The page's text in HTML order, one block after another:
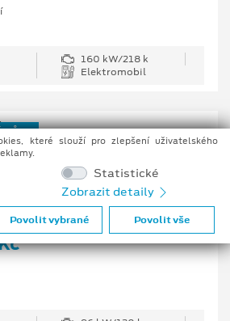
160 kW/218 k
Elektromobil
VŮZ
Trend 350 L3
kW/130 k, 6st. manuální
které slouží pro zlepšení uživatelského
Statistické
Zobrazit detaily
Povolit vybrané Povolit vše